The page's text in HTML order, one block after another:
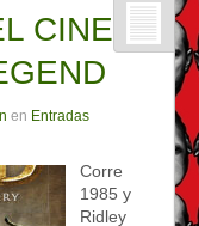
CINE
en Entradas
Corre
1985 y
Ridley